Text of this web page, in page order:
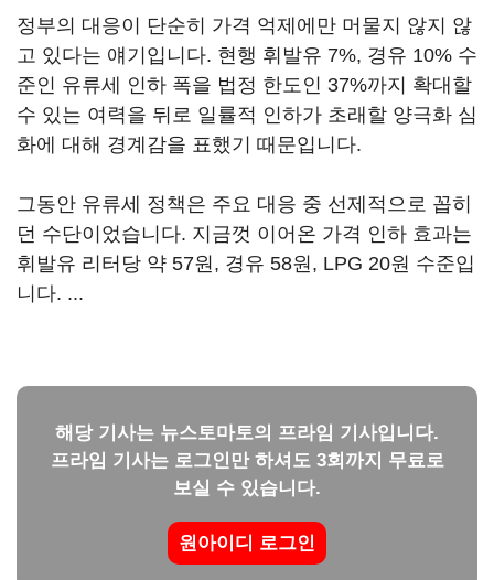
정부의 대응이 단순히 가격 억제에만 머물지 않지 않
고 있다는 얘기입니다. 현행 휘발유 7%, 경유 10% 수
준인 유류세 인하 폭을 법정 한도인 37%까지 확대할
수 있는 여력을 뒤로 일률적 인하가 초래할 양극화 심
화에 대해 경계감을 표했기 때문입니다.
그동안 유류세 정책은 주요 대응 중 선제적으로 꼽히
던 수단이었습니다. 지금껏 이어온 가격 인하 효과는
휘발유 리터당 약 57원, 경유 58원, LPG 20원 수준입
니다. ...
해당 기사는 뉴스토마토의 프라임 기사입니다.
프라임 기사는 로그인만 하셔도 3회까지 무료로
보실 수 있습니다.
원아이디 로그인